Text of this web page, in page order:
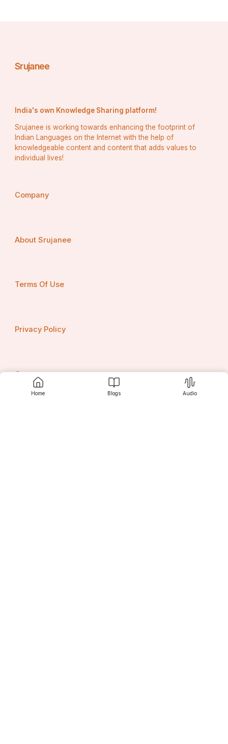
Home Blogs Audio
Srujanee
India's own Knowledge Sharing platform!
Srujanee is working towards enhancing the footprint of
Indian Languages on the Internet with the help of
knowledgeable content and content that adds values to
individual lives!
Company
About Srujanee
Terms Of Use
Privacy Policy
Contact us